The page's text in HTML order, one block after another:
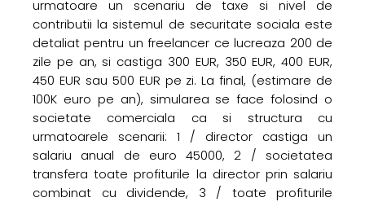
urmatoare un scenariu de taxe si nivel de
contributii la sistemul de securitate sociala este
detaliat pentru un freelancer ce lucreaza 200 de
zile pe an, si castiga 300 EUR, 350 EUR, 400 EUR,
450 EUR sau 500 EUR pe zi. La final, (estimare de
100K euro pe an), simularea se face folosind o
societate comerciala ca si structura cu
urmatoarele scenarii: 1 / director castiga un
salariu anual de euro 45000, 2 / societatea
transfera toate profiturile la director prin salariu
combinat cu dividende, 3 / toate profiturile